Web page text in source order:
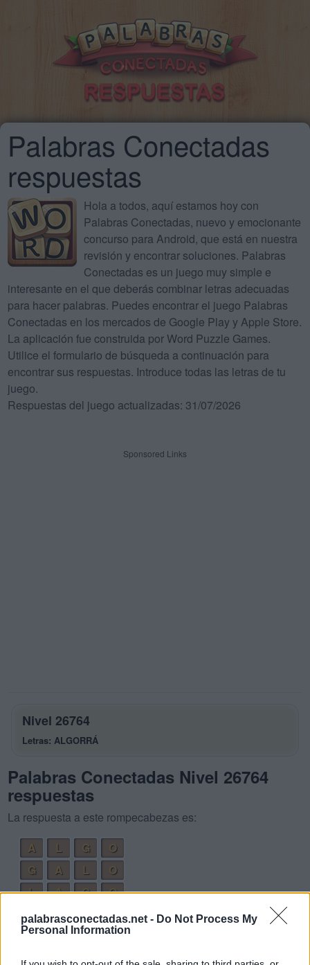
palabrasconectadas.net - Do Not Process My
Personal Information
Palabras Conectadas
respuestas
Hola a todos, aquí estamos hoy con
Palabras Conectadas, nuevo y emocionante
concurso para Android, que está en nuestra
revisión y encontrar soluciones. Palabras
Conectadas es un juego muy simple e
interesante en el que deberás combinar letras adecuadas
para hacer palabras. Puedes encontrar el juego Palabras
Conectadas en los mercados de Google Play y Apple Store.
La aplicación fue construida por Word Puzzle Games.
Utilice el formulario de búsqueda a continuación para
encontrar sus respuestas. Introduce todas las letras de tu
juego.
Respuestas del juego actualizadas: 31/07/2026
Sponsored Links
Nivel 26764
Letras: ALGORRÁ
Palabras Conectadas Nivel 26764
respuestas
La respuesta a este rompecabezas es:
A
L G
O
G
A L
O
L
A G
O
O
R A
L
O
R A
R
R
A R
O